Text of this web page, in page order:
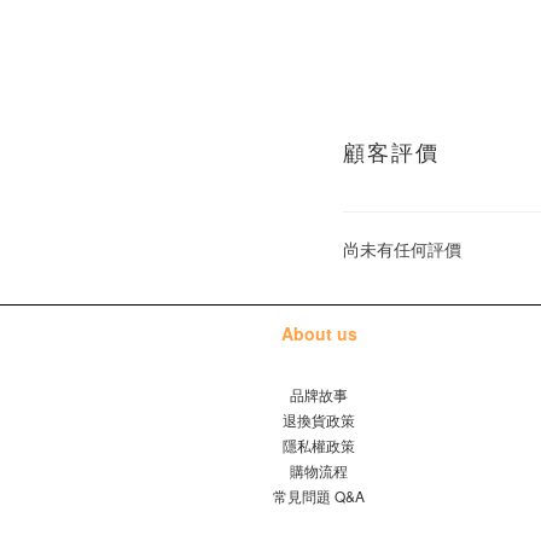
顧客評價
尚未有任何評價
About us
品牌故事
退換貨政策
隱私權政策
購物流程
常見問題 Q&A